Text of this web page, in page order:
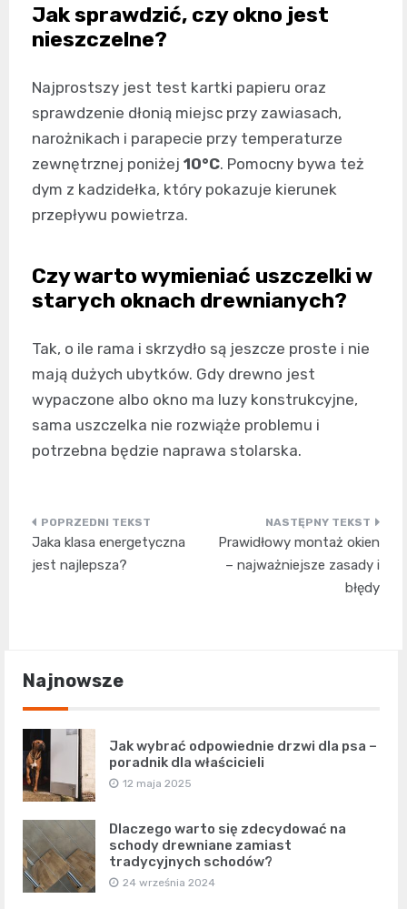
Jak sprawdzić, czy okno jest
nieszczelne?
Najprostszy jest test kartki papieru oraz
sprawdzenie dłonią miejsc przy zawiasach,
narożnikach i parapecie przy temperaturze
zewnętrznej poniżej 10°C. Pomocny bywa też
dym z kadzidełka, który pokazuje kierunek
przepływu powietrza.
Czy warto wymieniać uszczelki w
starych oknach drewnianych?
Tak, o ile rama i skrzydło są jeszcze proste i nie
mają dużych ubytków. Gdy drewno jest
wypaczone albo okno ma luzy konstrukcyjne,
sama uszczelka nie rozwiąże problemu i
potrzebna będzie naprawa stolarska.
Nawigacja
wpisu
Jaka klasa energetyczna
jest najlepsza?
Prawidłowy montaż okien
– najważniejsze zasady i
błędy
Najnowsze
Jak wybrać odpowiednie drzwi dla psa –
poradnik dla właścicieli
12 maja 2025
Dlaczego warto się zdecydować na
schody drewniane zamiast
tradycyjnych schodów?
24 września 2024